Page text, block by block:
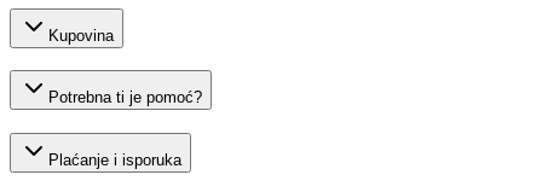
Kupovina
Potrebna ti je pomoć?
Plaćanje i isporuka